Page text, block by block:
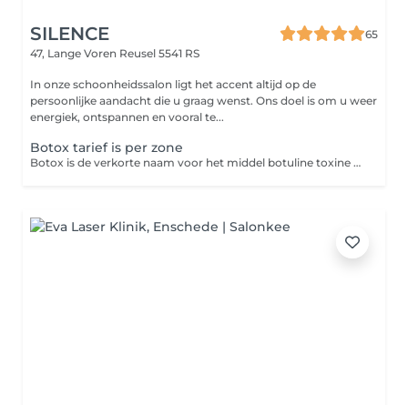
SILENCE
65
47, Lange Voren Reusel 5541 RS
In onze schoonheidssalon ligt het accent altijd op de
persoonlijke aandacht die u graag wenst. Ons doel is om u weer
energiek, ontspannen en vooral te...
Botox tarief is per zone
Botox is de verkorte naam voor het middel botuline toxine type A. Botox wordt geïnjecteerd in de spier waardoor deze tijdelijk niet kan samentrekken doordat het signaal vanuit de hersenen naar de spier wordt geblokkeerd. De spier behoudt dus dezelfde functie, alleen pikt deze tijdelijke geen signalen meer op die de spier aansturen. De botox wordt met een zeer dun naaldje geïnjecteerde in de gezichtsspier. Na 2 weken is het resultaat van de injectable optimaal en zal het behandelde gebied er vlakker uitzien. Het effect kan tot 4 maanden aanhouden. Botox is niet effectief tegen diepliggende rimpels, volumeverlies van de huid of huidverslapping.